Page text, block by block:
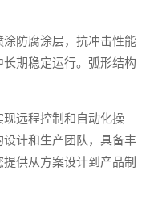
防腐涂层，抗冲击性能
期稳定运行。弧形结构
远程控制和自动化操
计和生产团队，具备丰
供从方案设计到产品制